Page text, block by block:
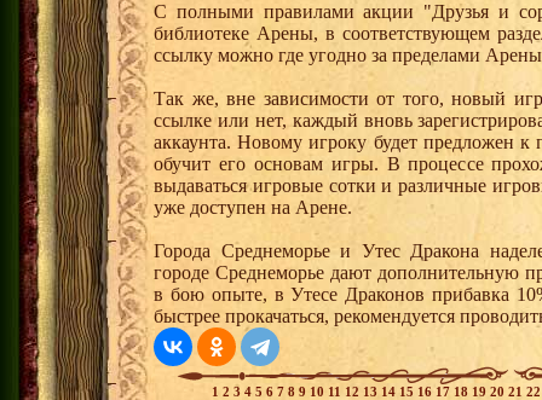
С полными правилами акции "Друзья и
библиотеке Арены, в соответствующем
ссылку можно где угодно за пределами
Так же, вне зависимости от того, новый
ссылке или нет, каждый вновь
аккаунта. Новому игроку будет предложен
обучит его основам игры. В процессе
выдаваться игровые сотки и различные
уже доступен на Арене.
Города Среднеморье и Утес Дракона
городе Среднеморье дают дополнительную
в бою опыте, в Утесе Драконов прибавка
быстрее прокачаться, рекомендуется
1 2 3 4 5 6 7 8 9 10 11 12 13 14 15 16 17 18 19 20 21